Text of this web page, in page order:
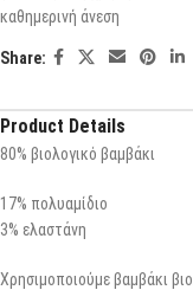
καθημερινή άνεση
Share:
Product Details
80% βιολογικό βαμβάκι
17% πολυαμίδιο
3% ελαστάνη
Χρησιμοποιούμε βαμβάκι